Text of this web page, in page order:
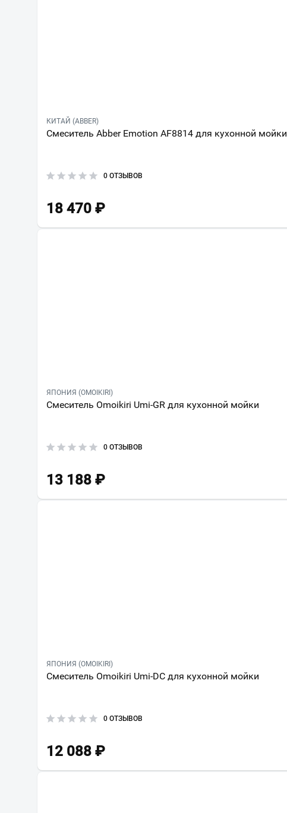
КИТАЙ (ABBER)
Смеситель Abber Emotion AF8814 для кухонной мойки
0 ОТЗЫВОВ
18 470 ₽
ЯПОНИЯ (OMOIKIRI)
Смеситель Omoikiri Umi-GR для кухонной мойки
0 ОТЗЫВОВ
13 188 ₽
ЯПОНИЯ (OMOIKIRI)
Смеситель Omoikiri Umi-DC для кухонной мойки
0 ОТЗЫВОВ
12 088 ₽